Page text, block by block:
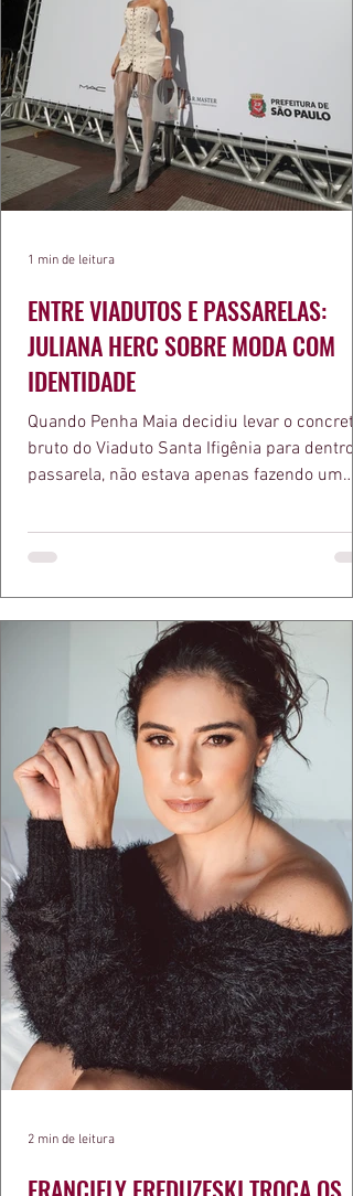
ENTRE VIADUTOS E PASSARELAS:
JULIANA HERC SOBRE MODA COM
IDENTIDADE
Quando Penha Maia decidiu levar o concreto
bruto do Viaduto Santa Ifigênia para dentro
passarela, não estava apenas fazendo um
a apresentadora e influenciadora Juliana
defende há tempos, o de que moda
estruturas geométricas, volumes
aquele concreto aparente típico da
arquitetura paulistana em peças de vestir,
1 min de leitura
2 min de leitura